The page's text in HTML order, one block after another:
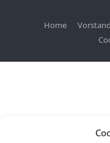
Home Vorstand